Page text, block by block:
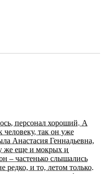
персонал хороший. А
человеку, так он уже
Анастасия Геннадьевна,
же еще и мокрых и
– частенько слышались
редко, и то, летом только.